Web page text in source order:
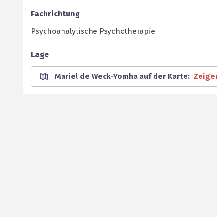
Fachrichtung
Psychoanalytische ­Psychotherapie
Lage
Mariel de Weck-Yomha auf der Karte: